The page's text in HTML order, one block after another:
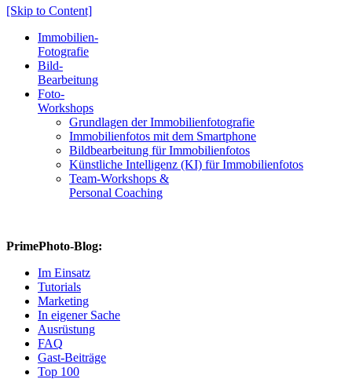
[Skip to Content]
Immobilien-
Fotografie
Bild-
Bearbeitung
Foto-
Workshops
Grundlagen der Immobilienfotografie
Immobilienfotos mit dem Smartphone
Bildbearbeitung für Immobilienfotos
Künstliche Intelligenz (KI) für Immobilienfotos
Team-Workshops &
Personal Coaching
PrimePhoto-Blog:
Im Einsatz
Tutorials
Marketing
In eigener Sache
Ausrüstung
FAQ
Gast-Beiträge
Top 100